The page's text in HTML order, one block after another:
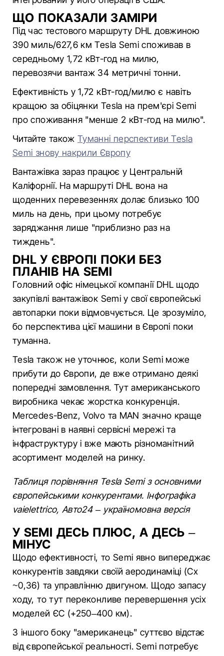
ЩО ПОКАЗАЛИ ЗАМІРИ
Під час тестового маршруту DHL довжиною
390 миль/627,6 км Tesla Semi споживав в
середньому 1,72 кВт-год на милю,
перевозячи вантаж 34 метричні тонни.
Ефективність у 1,72 кВт-год/милю є навіть
кращою за обіцянки Tesla на прем'єрі Semi
про споживання "менше 2 кВт-год на милю".
Читайте такожТуманні перспективи Tesla
Semi знову накрили Європу
Вантажівка зараз працює у Центральній
Каліфорнії. На маршруті DHL вона на
щоденних перевезеннях долає близько 100
миль на день, при цьому потребує
заряджання лише "приблизно раз на
тиждень".
DHL У ЄВРОПІ ПОКИ БЕЗ
ПЛАНІВ НА SEMI
Головний офіс німецької компанії DHL щодо
закупівлі вантажівок Semi у свої європейські
автопарки поки відмовчується. Це зрозуміло,
бо перспектива цієї машини в Європі поки
туманна.
Tesla також не уточнює, коли Semi може
прибути до Європи, де вже отримано деякі
попередні замовлення. Тут американського
виробника чекає жорстка конкуренція.
Mercedes-Benz, Volvo та MAN значно краще
інтегровані в наявні сервісні мережі та
інфраструктуру і вже мають різноманітний
асортимент моделей на ринку.
Таблиця порівняння Tesla Semi з основними
європейськими конкурентами. Інфографіка
vaielettrico, Авто24 – україномовна версія
У SEMI ДЕСЬ ПЛЮС, А ДЕСЬ –
МІНУС
Щодо ефективності, то Semi явно випереджає
конкурентів завдяки своїй аеродинаміці (Cx
~0,36) та управлінню двигуном. Щодо запасу
ходу, то тут переконливе перевершення усіх
моделей ЄС (+250–400 км).
З іншого боку "американець" суттєво відстає
від європейської реальності. Semi потребує